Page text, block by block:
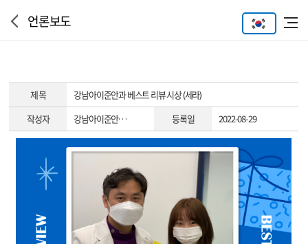
언론보도
제 목
강남아이준안과 베스트 리뷰 시상 (세라)
작성자
강남아이준안… 등록일 2022-08-29